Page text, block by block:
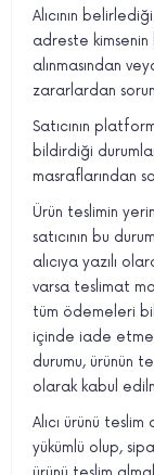
Alıcının
adreste kimsenin
alınmasından
zararlardan
Satıcının
bildirdiği
masraflarından
Ürün teslimin
satıcının bu
alıcıya yazılı
varsa teslimat
tüm ödemeleri
içinde iade
durumu, ürünün
olarak kabul
Alıcı ürünü
yükümlü olup,